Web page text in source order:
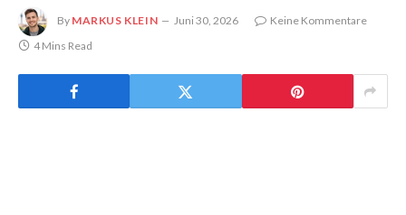
By MARKUS KLEIN Juni 30, 2026
Keine Kommentare
4 Mins Read